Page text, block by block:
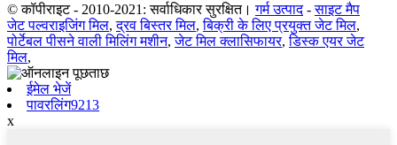
© कॉपीराइट - 2010-2021: सर्वाधिकार सुरक्षित। गर्म उत्पाद-साइट मैप
जेट पल्वराइजिंग मिल,द्रव बिस्तर मिल,बिक्री के लिए प्रयुक्त जेट मिल,
पोर्टेबल पीसने वाली मिलिंग मशीन,जेट मिल क्लासिफायर,डिस्क एयर जेट
मिल,
ईमेल भेजें
पावरलिंग9213
x